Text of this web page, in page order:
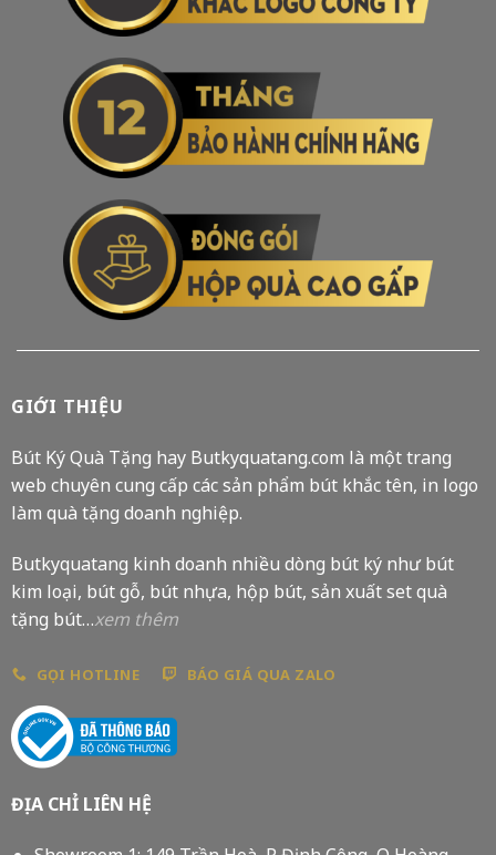
GIỚI THIỆU
Bút Ký Quà Tặng hay Butkyquatang.com là một trang
web chuyên cung cấp các sản phẩm bút khắc tên, in logo
làm quà tặng doanh nghiệp.
Butkyquatang kinh doanh nhiều dòng bút ký như bút
kim loại, bút gỗ, bút nhựa, hộp bút, sản xuất set quà
tặng bút…xem thêm
GỌI HOTLINE BÁO GIÁ QUA ZALO
ĐỊA CHỈ LIÊN HỆ